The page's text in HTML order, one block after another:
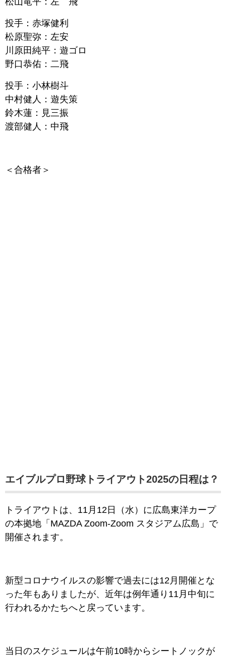
投手：赤塚健利
松原聖弥：左安
川原田純平：遊ゴロ
野口恭佑：二飛
投手：小林樹斗
中村健人：遊失策
鈴木蓮：見三振
渡部健人：中飛
＜合格者＞
エイブルプロ野球トライアウト2025の日程は？
トライアウトは、11月12日（水）に広島東洋カープ
の本拠地「MAZDA Zoom-Zoom スタジアム広島」で
開催されます。
新型コロナウイルスの影響で過去には12月開催とな
った年もありましたが、近年は例年通り11月中旬に
行われるかたちへと戻っています。
当日のスケジュールは午前10時からシートノックが